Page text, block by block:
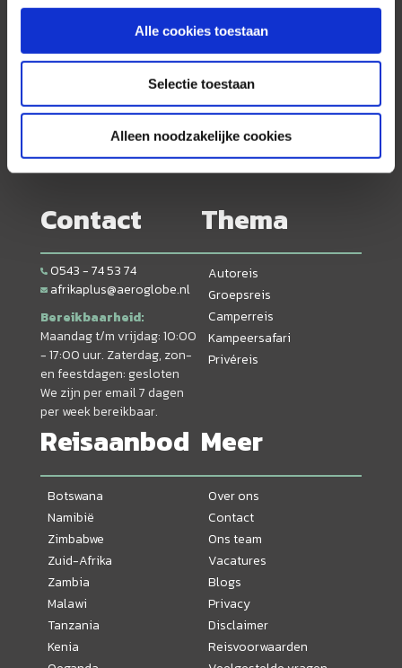
Alle cookies toestaan
Selectie toestaan
Alleen noodzakelijke cookies
Neem ook eens een kijkje bij onze
andere reisorganisaties:
Contact
0543 - 74 53 74
afrikaplus@aeroglobe.nl
Bereikbaarheid:
Maandag t/m vrijdag: 10:00
- 17:00 uur. Zaterdag, zon-
en feestdagen: gesloten
We zijn per email 7 dagen
per week bereikbaar.
Thema
Autoreis
Groepsreis
Camperreis
Kampeersafari
Privéreis
Reisaanbod
Botswana
Namibië
Zimbabwe
Zuid-Afrika
Zambia
Malawi
Tanzania
Kenia
Meer
Over ons
Contact
Ons team
Vacatures
Blogs
Privacy
Disclaimer
Reisvoorwaarden